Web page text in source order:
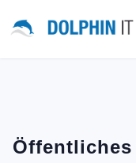
Öffentliches